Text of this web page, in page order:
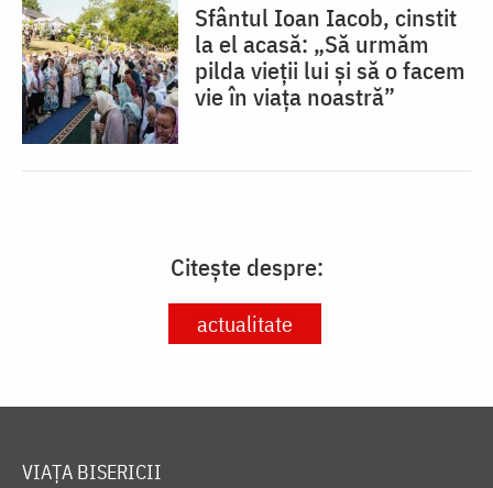
Sfântul Ioan Iacob, cinstit
la el acasă: „Să urmăm
pilda vieții lui și să o facem
vie în viața noastră”
Citește despre:
actualitate
VIAȚA BISERICII